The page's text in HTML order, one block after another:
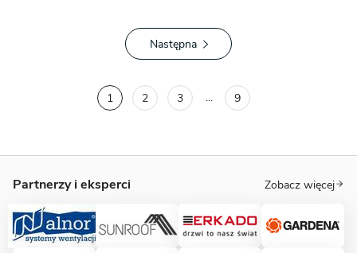
Następna
1 2 3 ... 9
Partnerzy i eksperci Zobacz więcej